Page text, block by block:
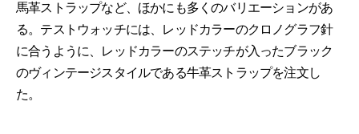
馬革ストラップなど、ほかにも多くのバリエーションがあ
る。テストウォッチには、レッドカラーのクロノグラフ針
に合うように、レッドカラーのステッチが入ったブラック
のヴィンテージスタイルである牛革ストラップを注文し
た。